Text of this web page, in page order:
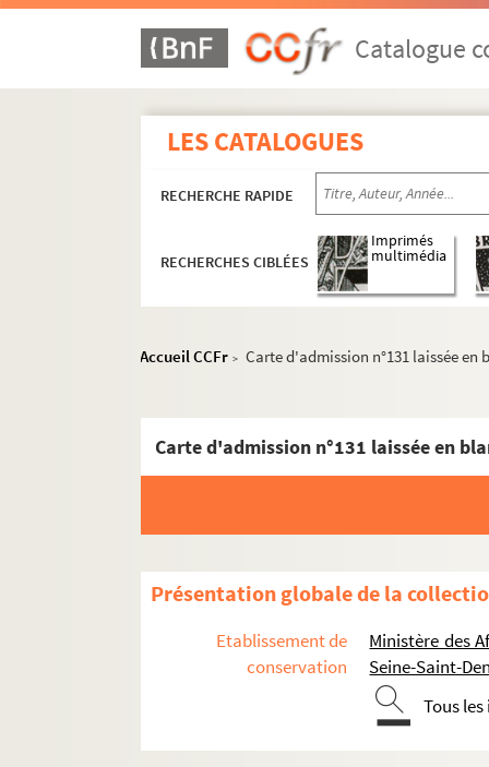
Catalogue
LES CATALOGUES
RECHERCHE RAPIDE
RECHERCHES CIBLÉES
Imprimés
multimédia
Accueil CCFr > Carte d'admission n°131 laissée
Présentation globale de la
Etablissement de
conservation
Ministère des
Seine-Saint-
Tous
Réceptions données par ou pour les
Réceptions par les Présidents français en
504QO/7. Généralités
Empereur Napoléon III
Programme du concert offert le
Visite de l'Empereur et
Programme du voyage, 17-
Programme du voyage de